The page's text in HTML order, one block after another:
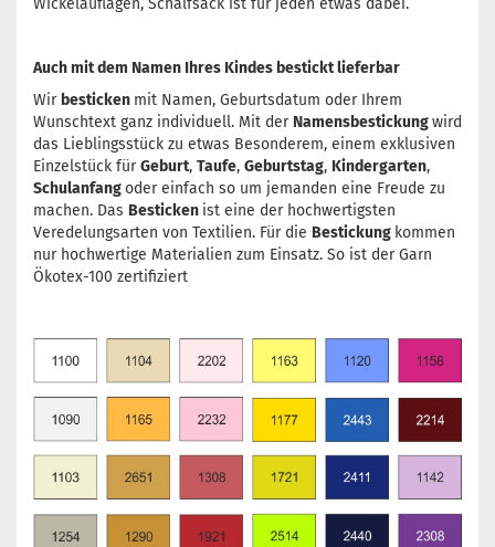
Wickelauflagen, Schalfsack ist für jeden etwas dabei.
Auch mit dem Namen Ihres Kindes bestickt lieferbar
Wir besticken mit Namen, Geburtsdatum oder Ihrem
Wunschtext ganz individuell. Mit der Namensbestickungwird
das Lieblingsstück zu etwas Besonderem, einem exklusiven
Einzelstück fürGeburt, Taufe, Geburtstag, Kindergarten,
Schulanfangoder einfach so um jemanden eine Freude zu
machen. Das Besticken ist eine der hochwertigsten
Veredelungsarten von Textilien. Für die Bestickung kommen
nur hochwertige Materialien zum Einsatz. So ist der Garn
Ökotex-100 zertifiziert